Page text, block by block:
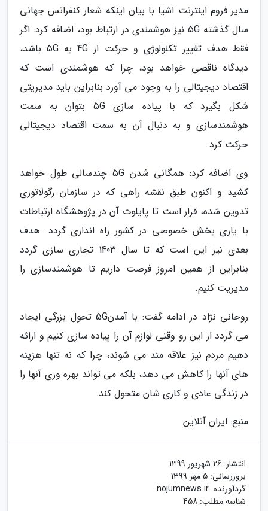
مدیر فروم اینترنت اشیا با بیان اینکه شعار کنفرانس جهانی
سال گذشته 5G نیز هوشمندی در ارتباط بود، اضافه کرد: اگر
فقط هدف تغییر تکنولوژی و حرکت از 4G به 5G باشد،
دیدگاه ناقصی خواهد بود، چرا که هوشمندی است که
اقتصاد دیجیتالی را به وجود می آورد بنابراین باید مدیریتی
شکل بگیرد که با پیاده سازی 5G بتوان به سمت
هوشمندسازی و به دنبال آن به سمت اقتصاد دیجیتالی
حرکت کرد.
وی اضافه کرد: همگانی شدن 5G چندسالی طول خواهد
کشید و اکنون طبق نقشه راهی که در سازمان رگولاتوری
تدوین شده، قرار است تا پایلوت آن در پژوهشگاه ارتباطات
با یاری بخش خصوصی در کشور راه اندازی گردد. هدف
بعدی نیز این است که تا سال 1403 تجاری سازی گردد
بنابراین از همین امروز فرصت داریم تا هوشمندسازی را
مدیریت کنیم.
روحانی نژاد در ادامه گفت: با آمدن5G تحول بزرگی ایجاد
می گردد از این رو وقتی لوازم آن را پیاده سازی کنیم و ارائه
دهیم مردم نیز علاقه مند می شوند، چرا که نه تنها هزینه
های آنها را کاهش می دهد، بلکه می تواند بهره وری آنها را
در زندگی عادی و کاری شان متحول کند.
منبع: ایران آنلاین
انتشار: 26 شهریور 1399
بروزرسانی: 5 مهر 1399
گردآورنده: nojumnews.ir
شناسه مطلب: 458